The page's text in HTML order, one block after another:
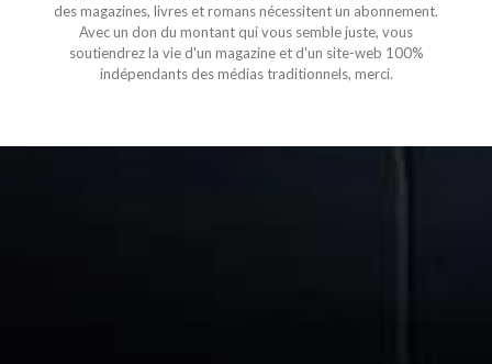
des magazines, livres et romans nécessitent un abonnement.
Avec un don du montant qui vous semble juste, vous
soutiendrez la vie d'un magazine et d'un site-web 100%
indépendants des médias traditionnels, merci.